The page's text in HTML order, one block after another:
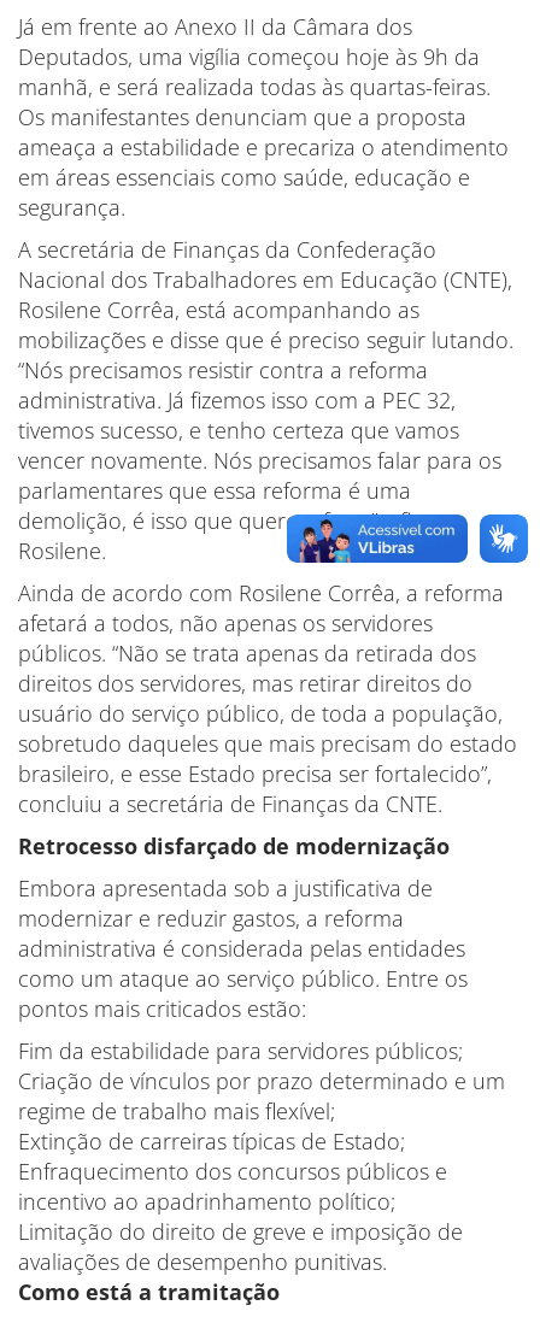
Já em frente ao Anexo II da Câmara dos
Deputados, uma vigília começou hoje às 9h da
manhã, e será realizada todas às quartas-feiras.
Os manifestantes denunciam que a proposta
ameaça a estabilidade e precariza o atendimento
em áreas essenciais como saúde, educação e
segurança.
A secretária de Finanças da Confederação
Nacional dos Trabalhadores em Educação (CNTE),
Rosilene Corrêa, está acompanhando as
mobilizações e disse que é preciso seguir lutando.
“Nós precisamos resistir contra a reforma
administrativa. Já fizemos isso com a PEC 32,
tivemos sucesso, e tenho certeza que vamos
vencer novamente. Nós precisamos falar para os
parlamentares que essa reforma é uma
demolição, é isso que querem fazer”, afirma
Rosilene.
Ainda de acordo com Rosilene Corrêa, a reforma
afetará a todos, não apenas os servidores
públicos. “Não se trata apenas da retirada dos
direitos dos servidores, mas retirar direitos do
usuário do serviço público, de toda a população,
sobretudo daqueles que mais precisam do estado
brasileiro, e esse Estado precisa ser fortalecido”,
concluiu a secretária de Finanças da CNTE.
Retrocesso disfarçado de modernização
Embora apresentada sob a justificativa de
modernizar e reduzir gastos, a reforma
administrativa é considerada pelas entidades
como um ataque ao serviço público. Entre os
pontos mais criticados estão:
Fim da estabilidade para servidores públicos;
Criação de vínculos por prazo determinado e um
regime de trabalho mais flexível;
Extinção de carreiras típicas de Estado;
Enfraquecimento dos concursos públicos e
incentivo ao apadrinhamento político;
Limitação do direito de greve e imposição de
avaliações de desempenho punitivas.
Como está a tramitação